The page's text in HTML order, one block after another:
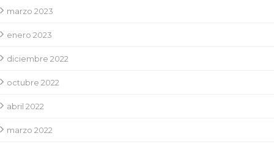
marzo 2023
enero 2023
diciembre 2022
octubre 2022
abril 2022
marzo 2022